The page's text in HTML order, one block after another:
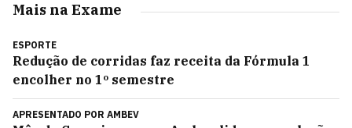
Mais na Exame
ESPORTE
Redução de corridas faz receita da Fórmula 1
encolher no 1º semestre
APRESENTADO POR AMBEV